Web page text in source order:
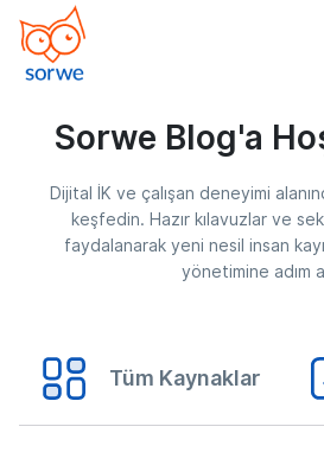
Sorwe Blog'a
Dijital İK ve çalışan deneyimi
keşfedin. Hazır kılavuzlar ve
faydalanarak yeni nesil insan
yönetimine adım
Tüm Kaynaklar